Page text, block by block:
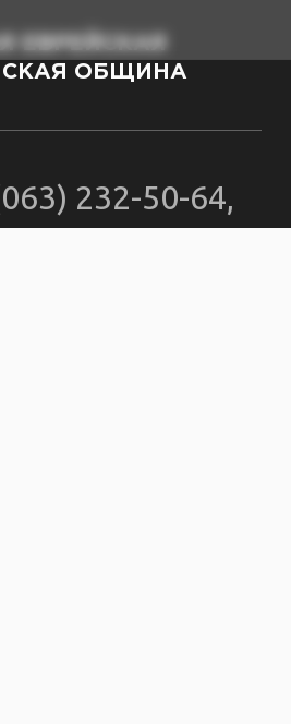
ЕВРЕЙСКАЯ
ОБЩИНА
232-50-64,